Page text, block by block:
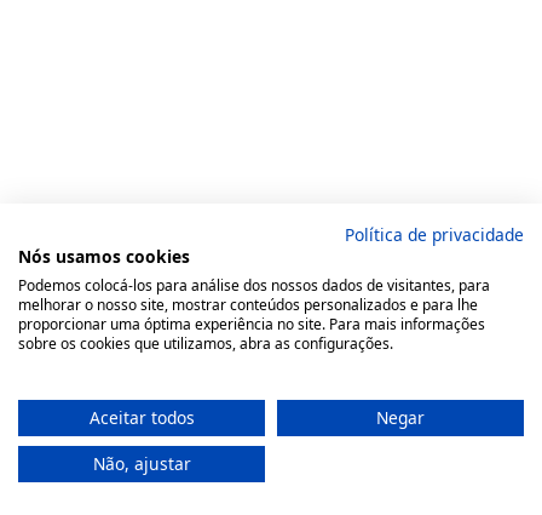
Política de privacidade
Nós usamos cookies
Podemos colocá-los para análise dos nossos dados de visitantes, para
melhorar o nosso site, mostrar conteúdos personalizados e para lhe
proporcionar uma óptima experiência no site. Para mais informações
sobre os cookies que utilizamos, abra as configurações.
Aceitar todos
Negar
Não, ajustar